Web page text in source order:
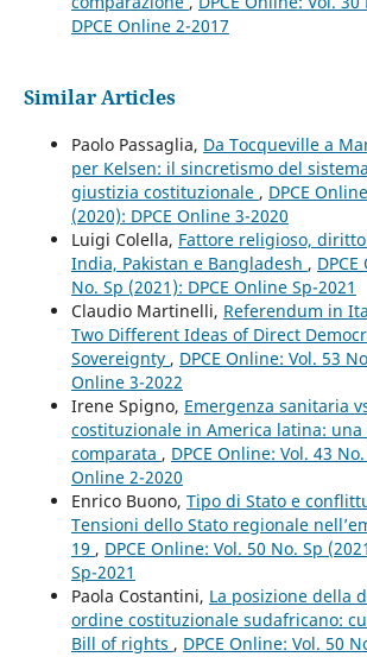
DPCE Online 2-2017
Similar Articles
Paolo Passaglia, Da Tocqueville a
per Kelsen: il sincretismo del
giustizia costituzionale , DPCE
(2020): DPCE Online 3-2020
Luigi Colella, Fattore religioso,
India, Pakistan e Bangladesh ,
No. Sp (2021): DPCE Online Sp-2021
Claudio Martinelli, Referendum in
Two Different Ideas of Direct
Sovereignty , DPCE Online: Vol. 53
Online 3-2022
Irene Spigno, Emergenza sanitaria
costituzionale in America latina:
comparata , DPCE Online: Vol. 43
Online 2-2020
Enrico Buono, Tipo di Stato e
Tensioni dello Stato regionale
19 , DPCE Online: Vol. 50 No. Sp
Sp-2021
Paola Costantini, La posizione della
ordine costituzionale sudafricano:
Bill of rights , DPCE Online: Vol. 50